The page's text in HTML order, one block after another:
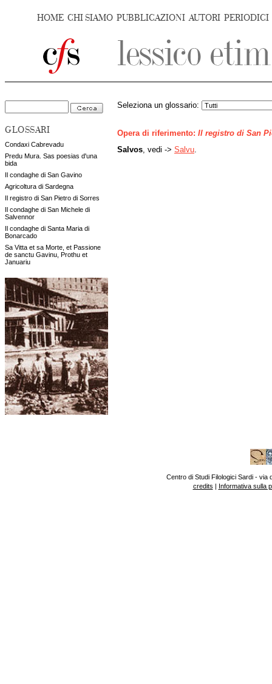
HOME CHI SIAMO PUBBLICAZIONI AUTORI PERIODICI
GLOSSARI
Condaxi Cabrevadu
Predu Mura. Sas poesias d'una
bida
Il condaghe di San Gavino
Agricoltura di Sardegna
Il registro di San Pietro di Sorres
Il condaghe di San Michele di
Salvennor
Il condaghe di Santa Maria di
Bonarcado
Sa Vitta et sa Morte, et Passione
de sanctu Gavinu, Prothu et
Januariu
Seleziona un glossario:
Opera di riferimento: Il registro di San
Salvos , vedi -> Salvu
Centro di Studi Filologici Sardi - via
credits | Informativa sulla